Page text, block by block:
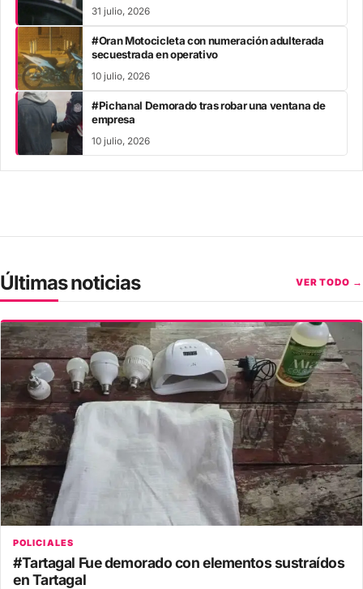
31 julio, 2026
#Oran Motocicleta con numeración adulterada
secuestrada en operativo
10 julio, 2026
#Pichanal Demorado tras robar una ventana de
empresa
10 julio, 2026
Últimas noticias VER TODO →
POLICIALES
#Tartagal Fue demorado con elementos sustraídos
en Tartagal